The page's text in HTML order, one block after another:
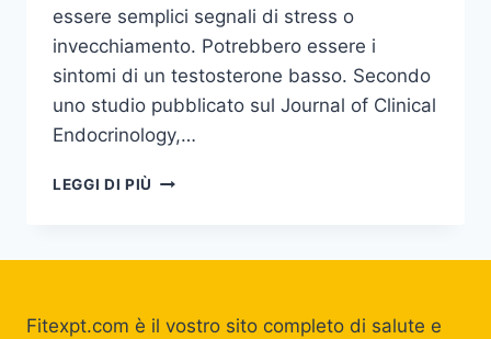
essere semplici segnali di stress o
invecchiamento. Potrebbero essere i
sintomi di un testosterone basso. Secondo
uno studio pubblicato sul Journal of Clinical
Endocrinology,…
LEGGI DI PIÙ TESTOSTERONE
RIMEDI
Fitexpt.com è il vostro sito completo di salute e